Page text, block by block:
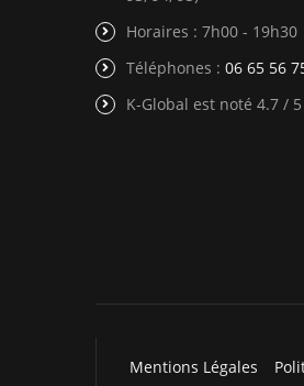
Horaires : 7h00 - 19h30
Téléphones : 06 65 56
K-Global est noté 4.7 /
Mentions Légales